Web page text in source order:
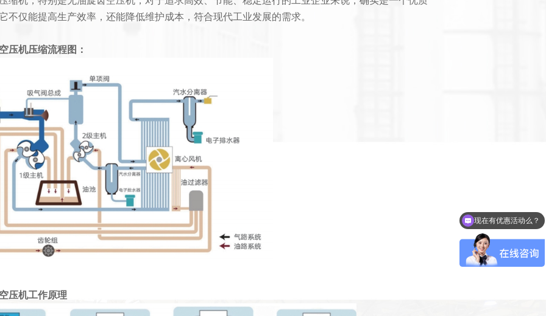
不仅能提高生产效率，还能降低维护成本，符合现代工业发展的需求。
压机压缩流程图：
压机工作原理
现在有优惠活动么？